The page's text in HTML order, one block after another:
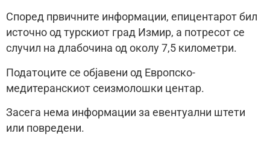
Според првичните информации, епицентарот бил
источно од турскиот град Измир, а потресот се
случил на длабочина од околу 7,5 километри.
Податоците се објавени од Европско-
медитеранскиот сеизмолошки центар.
Засега нема информации за евентуални штети
или повредени.